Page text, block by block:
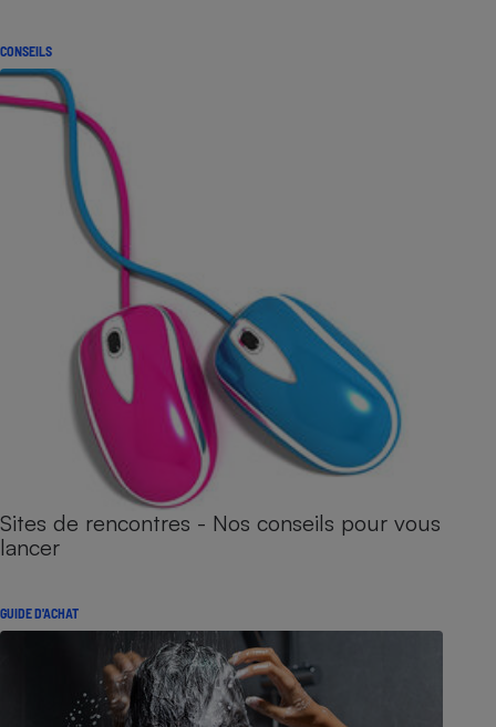
CONSEILS
Sites de rencontres - Nos conseils pour vous
lancer
GUIDE D'ACHAT